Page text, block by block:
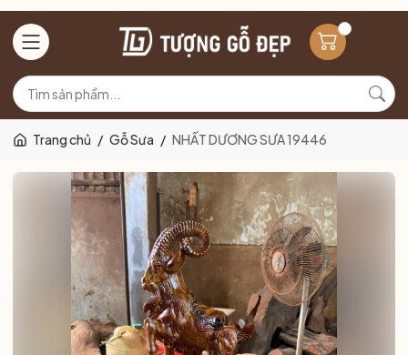
Trang chủ / Gỗ Sưa / NHẤT DƯƠNG SƯA 19446